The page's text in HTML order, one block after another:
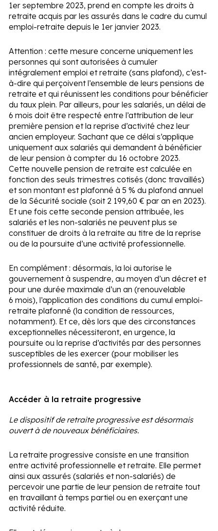
1er septembre 2023, prend en compte les droits à
retraite acquis par les assurés dans le cadre du cumul
emploi-retraite depuis le 1er janvier 2023.
Attention : cette mesure concerne uniquement les
personnes qui sont autorisées à cumuler
intégralement emploi et retraite (sans plafond), c’est-
à-dire qui perçoivent l’ensemble de leurs pensions de
retraite et qui réunissent les conditions pour bénéficier
du taux plein. Par ailleurs, pour les salariés, un délai de
6 mois doit être respecté entre l’attribution de leur
première pension et la reprise d’activité chez leur
ancien employeur. Sachant que ce délai s’applique
uniquement aux salariés qui demandent à bénéficier
de leur pension à compter du 16 octobre 2023.
Cette nouvelle pension de retraite est calculée en
fonction des seuls trimestres cotisés (donc travaillés)
et son montant est plafonné à 5 % du plafond annuel
de la Sécurité sociale (soit 2 199,60 € par an en 2023).
Et une fois cette seconde pension attribuée, les
salariés et les non-salariés ne peuvent plus se
constituer de droits à la retraite au titre de la reprise
ou de la poursuite d’une activité professionnelle.
En complément : désormais, la loi autorise le
gouvernement à suspendre, au moyen d’un décret et
pour une durée maximale d’un an (renouvelable
6 mois), l’application des conditions du cumul emploi-
retraite plafonné (la condition de ressources,
notamment). Et ce, dès lors que des circonstances
exceptionnelles nécessiteront, en urgence, la
poursuite ou la reprise d’activités par des personnes
susceptibles de les exercer (pour mobiliser les
professionnels de santé, par exemple).
Accéder à la retraite progressive
Le dispositif de retraite progressive est désormais
ouvert à de nouveaux bénéficiaires.
La retraite progressive consiste en une transition
entre activité professionnelle et retraite. Elle permet
ainsi aux assurés (salariés et non-salariés) de
percevoir une partie de leur pension de retraite tout
en travaillant à temps partiel ou en exerçant une
activité réduite.